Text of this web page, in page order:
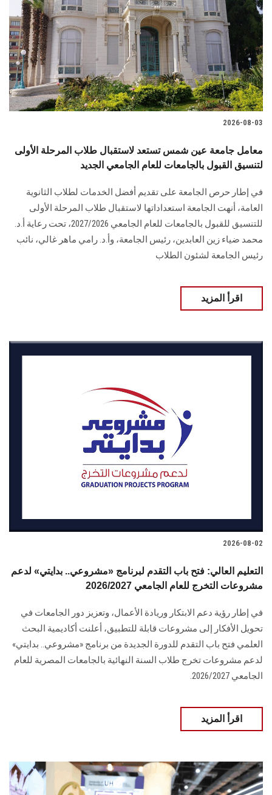
2026-08-03
معامل جامعة عين شمس تستعد لاستقبال طلاب المرحلة الأولى
لتنسيق القبول بالجامعات للعام الجامعي الجديد
في إطار حرص الجامعة على تقديم أفضل الخدمات لطلاب الثانوية
العامة، أنهت الجامعة استعداداتها لاستقبال طلاب المرحلة الأولى
للتنسيق للقبول بالجامعات للعام الجامعي 2027/2026، تحت رعاية أ.د.
محمد ضياء زين العابدين، رئيس الجامعة، وأ.د. رامي ماهر غالي، نائب
رئيس الجامعة لشئون الطلاب
اقرأ المزيد
2026-08-02
التعليم العالي: فتح باب التقدم لبرنامج «مشروعي.. بدايتي» لدعم
مشروعات التخرج للعام الجامعي 2026/2027
في إطار رؤية دعم الابتكار وريادة الأعمال، وتعزيز دور الجامعات في
تحويل الأفكار إلى مشروعات قابلة للتطبيق، أعلنت أكاديمية البحث
العلمي فتح باب التقدم للدورة الجديدة من برنامج «مشروعي.. بدايتي»
لدعم مشروعات تخرج طلاب السنة النهائية بالجامعات المصرية للعام
الجامعي 2026/2027.
اقرأ المزيد